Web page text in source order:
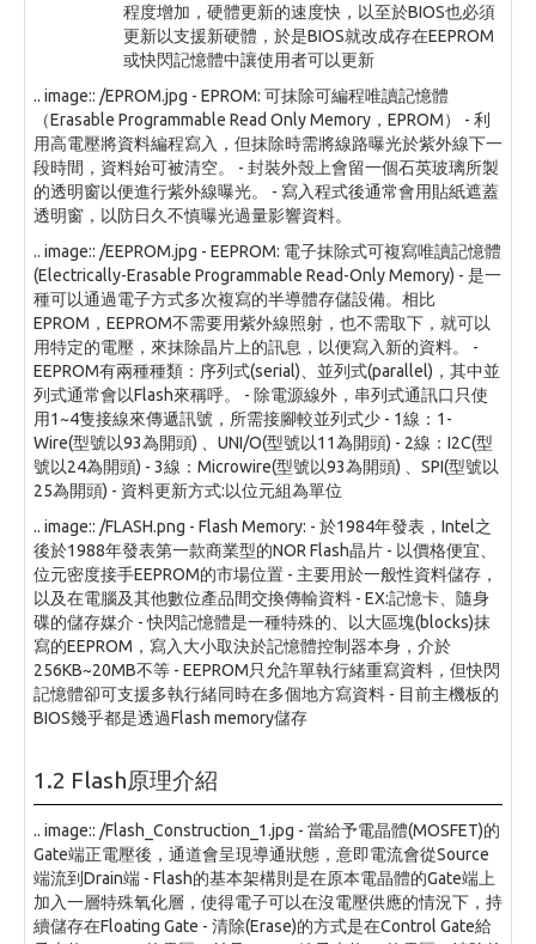
程度增加，硬體更新的速度快，以至於BIOS也必須
更新以支援新硬體，於是BIOS就改成存在EEPROM
或快閃記憶體中讓使用者可以更新
.. image:: /EPROM.jpg - EPROM: 可抹除可編程唯讀記憶體
（Erasable Programmable Read Only Memory，EPROM） - 利
用高電壓將資料編程寫入，但抹除時需將線路曝光於紫外線下一
段時間，資料始可被清空。 - 封裝外殼上會留一個石英玻璃所製
的透明窗以便進行紫外線曝光。 - 寫入程式後通常會用貼紙遮蓋
透明窗，以防日久不慎曝光過量影響資料。
.. image:: /EEPROM.jpg - EEPROM: 電子抹除式可複寫唯讀記憶體
(Electrically-Erasable Programmable Read-Only Memory) - 是一
種可以通過電子方式多次複寫的半導體存儲設備。相比
EPROM，EEPROM不需要用紫外線照射，也不需取下，就可以
用特定的電壓，來抹除晶片上的訊息，以便寫入新的資料。 -
EEPROM有兩種種類：序列式(serial)、並列式(parallel)，其中並
列式通常會以Flash來稱呼。 - 除電源線外，串列式通訊口只使
用1~4隻接線來傳遞訊號，所需接腳較並列式少 - 1線：1-
Wire(型號以93為開頭) 、UNI/O(型號以11為開頭) - 2線：I2C(型
號以24為開頭) - 3線：Microwire(型號以93為開頭) 、SPI(型號以
25為開頭) - 資料更新方式:以位元組為單位
.. image:: /FLASH.png - Flash Memory: - 於1984年發表，Intel之
後於1988年發表第一款商業型的NOR Flash晶片 - 以價格便宜、
位元密度接手EEPROM的市場位置 - 主要用於一般性資料儲存，
以及在電腦及其他數位產品間交換傳輸資料 - EX:記憶卡、隨身
碟的儲存媒介 - 快閃記憶體是一種特殊的、以大區塊(blocks)抹
寫的EEPROM，寫入大小取決於記憶體控制器本身，介於
256KB~20MB不等 - EEPROM只允許單執行緒重寫資料，但快閃
記憶體卻可支援多執行緒同時在多個地方寫資料 - 目前主機板的
BIOS幾乎都是透過Flash memory儲存
1.2 Flash原理介紹
.. image:: /Flash_Construction_1.jpg - 當給予電晶體(MOSFET)的
Gate端正電壓後，通道會呈現導通狀態，意即電流會從Source
端流到Drain端 - Flash的基本架構則是在原本電晶體的Gate端上
加入一層特殊氧化層，使得電子可以在沒電壓供應的情況下，持
續儲存在Floating Gate - 清除(Erase)的方式是在Control Gate給